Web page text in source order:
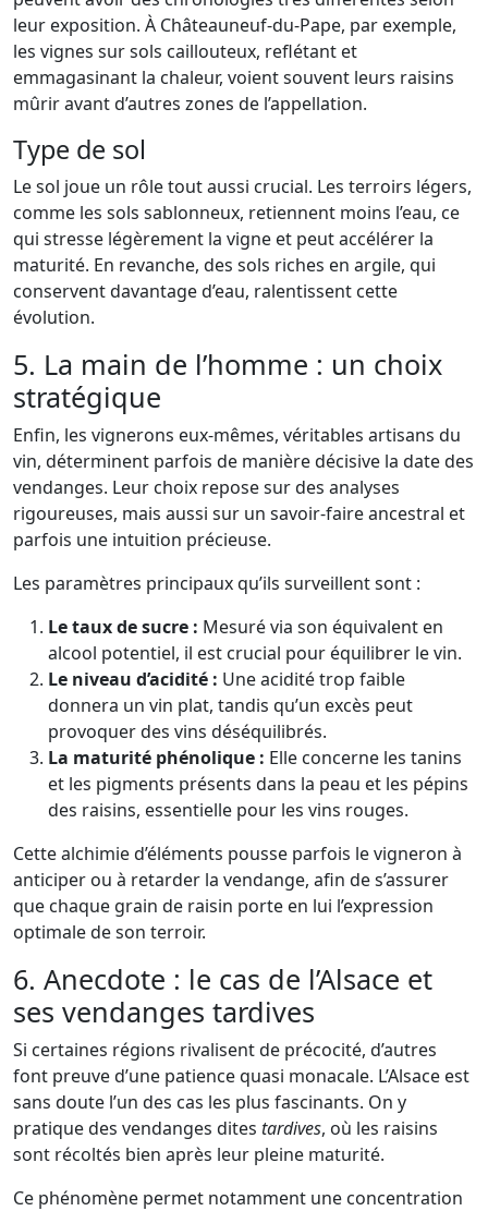
leur exposition. À Châteauneuf-du-Pape, par exemple,
les vignes sur sols caillouteux, reflétant et
emmagasinant la chaleur, voient souvent leurs raisins
mûrir avant d’autres zones de l’appellation.
Type de sol
Le sol joue un rôle tout aussi crucial. Les terroirs légers,
comme les sols sablonneux, retiennent moins l’eau, ce
qui stresse légèrement la vigne et peut accélérer la
maturité. En revanche, des sols riches en argile, qui
conservent davantage d’eau, ralentissent cette
évolution.
5. La main de l’homme : un choix
stratégique
Enfin, les vignerons eux-mêmes, véritables artisans du
vin, déterminent parfois de manière décisive la date des
vendanges. Leur choix repose sur des analyses
rigoureuses, mais aussi sur un savoir-faire ancestral et
parfois une intuition précieuse.
Les paramètres principaux qu’ils surveillent sont :
Le taux de sucre : Mesuré via son équivalent en
alcool potentiel, il est crucial pour équilibrer le vin.
Le niveau d’acidité : Une acidité trop faible
donnera un vin plat, tandis qu’un excès peut
provoquer des vins déséquilibrés.
La maturité phénolique : Elle concerne les tanins
et les pigments présents dans la peau et les pépins
des raisins, essentielle pour les vins rouges.
Cette alchimie d’éléments pousse parfois le vigneron à
anticiper ou à retarder la vendange, afin de s’assurer
que chaque grain de raisin porte en lui l’expression
optimale de son terroir.
6. Anecdote : le cas de l’Alsace et
ses vendanges tardives
Si certaines régions rivalisent de précocité, d’autres
font preuve d’une patience quasi monacale. L’Alsace est
sans doute l’un des cas les plus fascinants. On y
pratique des vendanges dites tardives, où les raisins
sont récoltés bien après leur pleine maturité.
Ce phénomène permet notamment une concentration